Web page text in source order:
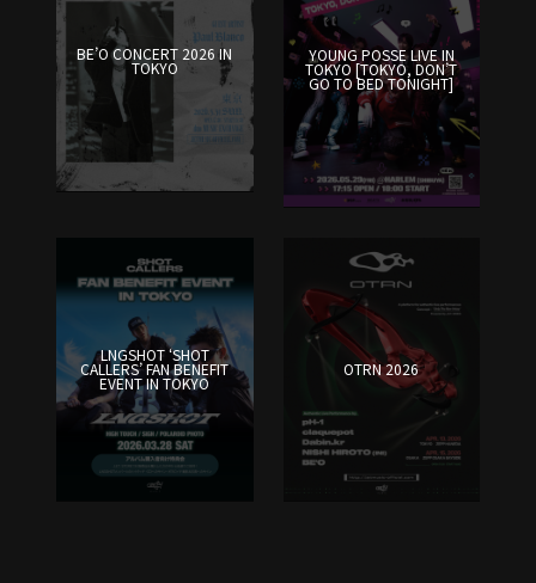
BE’O CONCERT 2026 IN
TOKYO
YOUNG POSSE LIVE IN
TOKYO [TOKYO, DON’T
GO TO BED TONIGHT]
LNGSHOT ‘SHOT
CALLERS’ FAN BENEFIT
EVENT IN TOKYO
OTRN 2026